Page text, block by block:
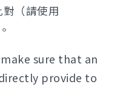
（請使用
sure that an
provide to